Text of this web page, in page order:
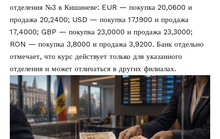
отделения №3 в Кишиневе: EUR — покупка 20,0600 и
продажа 20,2400; USD — покупка 17,1900 и продажа
17,4000; GBP — покупка 23,0000 и продажа 23,3000;
RON — покупка 3,8000 и продажа 3,9200. Банк отдельно
отмечает, что курс действует только для указанного
отделения и может отличаться в других филиалах.